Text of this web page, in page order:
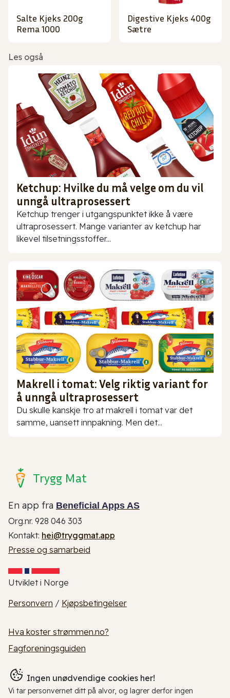
Salte Kjeks 200g
Rema 1000
Digestive Kjeks 400g
Sætre
Les også
Ketchup: Hvilke du må velge om du vil
unngå ultraprosessert
Ketchup trenger i utgangspunktet ikke å være
ultraprosessert. Mange varianter av ketchup har
likevel tilsetningsstoffer...
Makrell i tomat: Velg riktig variant for
å unngå ultraprosessert
Du skulle kanskje tro at makrell i tomat var det
samme, uansett innpakning. Men det...
Trygg Mat
En app fra Beneficial Apps AS
Org.nr. 928 046 303
Kontakt: hei@tryggmat.app
Presse og samarbeid
Utviklet i Norge
Personvern / Kjøpsbetingelser
Hva koster strømmen.no?
Fagforeningsguiden
Ingen unødvendige cookies her!
Vi tar personvernet ditt på alvor, og lagrer derfor ingen